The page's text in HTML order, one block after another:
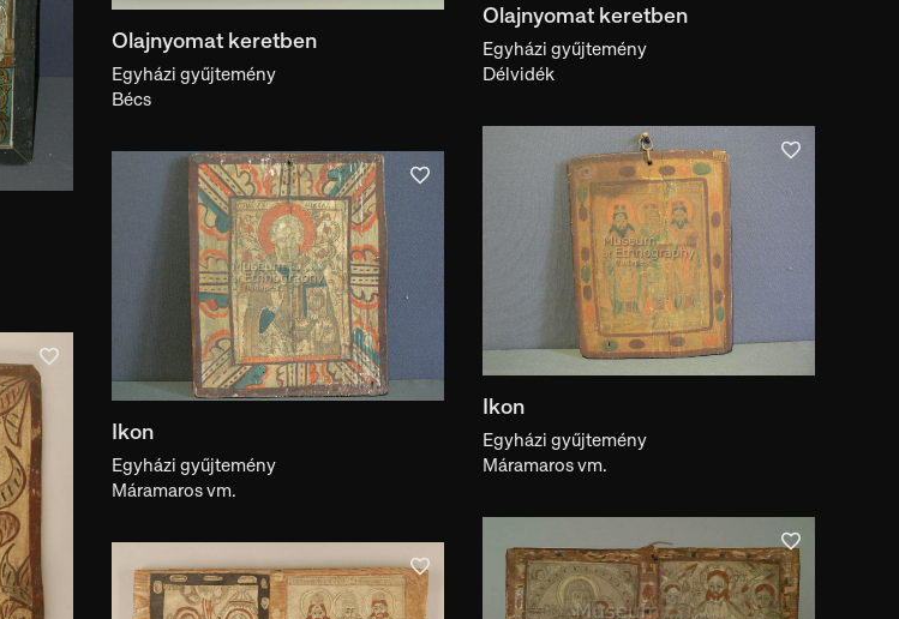
Olajnyomat keretben
Egyházi gyűjtemény
Bécs
Olajnyomat keretben
Egyházi gyűjtemény
Délvidék
Ikon
Egyházi gyűjtemény
Máramaros vm.
Ikon
Egyházi gyűjtemény
Máramaros vm.